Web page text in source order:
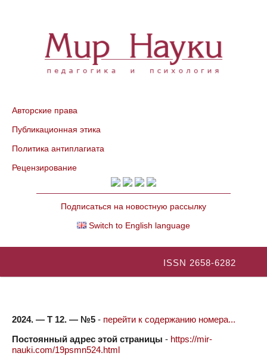
Авторские права
Публикационная этика
Политика антиплагиата
Рецензирование
Подписаться на новостную рассылку
Switch to English language
ISSN 2658-6282
2024. — Т 12. — №5 - перейти к содержанию номера...
Постоянный адрес этой страницы - https://mir-
nauki.com/19psmn524.html